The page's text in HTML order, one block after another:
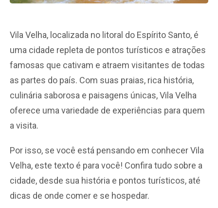
Vila Velha, localizada no litoral do Espírito Santo, é
uma cidade repleta de pontos turísticos e atrações
famosas que cativam e atraem visitantes de todas
as partes do país. Com suas praias, rica história,
culinária saborosa e paisagens únicas, Vila Velha
oferece uma variedade de experiências para quem
a visita.
Por isso, se você está pensando em conhecer Vila
Velha, este texto é para você! Confira tudo sobre a
cidade, desde sua história e pontos turísticos, até
dicas de onde comer e se hospedar.